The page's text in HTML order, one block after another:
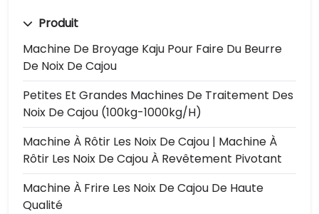
Produit
Machine De Broyage Kaju Pour Faire Du Beurre
De Noix De Cajou
Petites Et Grandes Machines De Traitement Des
Noix De Cajou (100kg-1000kg/h)
Machine À Rôtir Les Noix De Cajou | Machine À
Rôtir Les Noix De Cajou À Revêtement Pivotant
Machine À Frire Les Noix De Cajou De Haute
Qualité